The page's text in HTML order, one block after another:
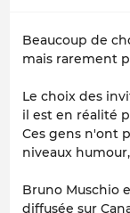
Beaucoup de
mais rarement
Le choix des
il est en réalité
Ces gens n'ont
niveaux
Bruno Muschio
diffusée sur